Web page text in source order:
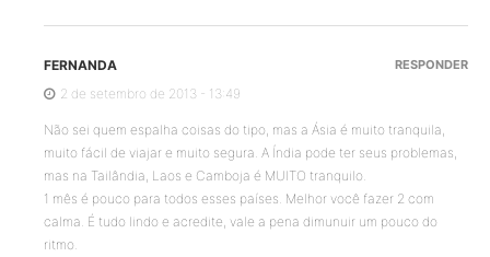
FERNANDA
2 de setembro de 2013 - 13:49
Não sei quem espalha coisas do tipo, mas a Ásia é muito tranquila,
muito fácil de viajar e muito segura. A Índia pode ter seus problemas,
mas na Tailândia, Laos e Camboja é MUITO tranquilo.
1 mês é pouco para todos esses países. Melhor você fazer 2 com
calma. É tudo lindo e acredite, vale a pena dimunuir um pouco do
ritmo.
RESPONDER